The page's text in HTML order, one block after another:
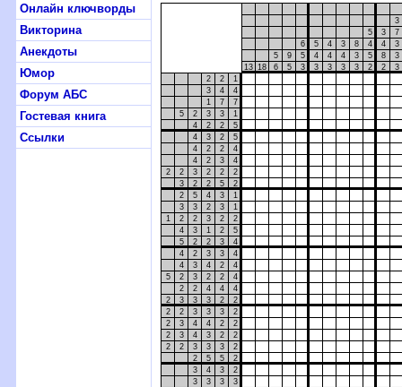
Онлайн ключворды
Викторина
Анекдоты
Юмор
Форум АБС
Гостевая книга
Ссылки
3
5
3
7
6
5 4 3 8 4 4
3
5
9 5 4 4 4 3 5 8
3
13 18 6 5 3 3 3 3 3 2 2
3
2
2
1
3
4
4
1
7
7
5
2 3 3
1
4
2 2
5
4
3 2
5
4
2 2
4
4
2 3
4
2
2 3 2 2
2
3
2 2 5
2
2
5 4 3
1
3
3 2 3
1
1
2 2 3 2
2
4
3 1 2
5
5
2 2 3
4
4
2 3 3
4
4
3 4 2
4
5
2 3 2 2
4
2
2 4 4
4
2
3 3 3 2
2
2
2 3 3 3
2
2
3 4 4 2
2
2
3 4 3 2
2
2
2 3 3 3
2
2
5 5
2
3
4 3
2
3
3 3
3